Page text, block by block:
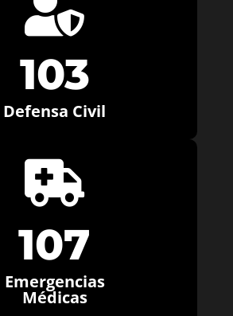

103
Defensa Civil

107
Emergencias
Médicas